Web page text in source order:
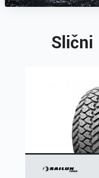
Slični